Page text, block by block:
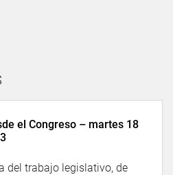
el Congreso – martes 18
del trabajo legislativo, de